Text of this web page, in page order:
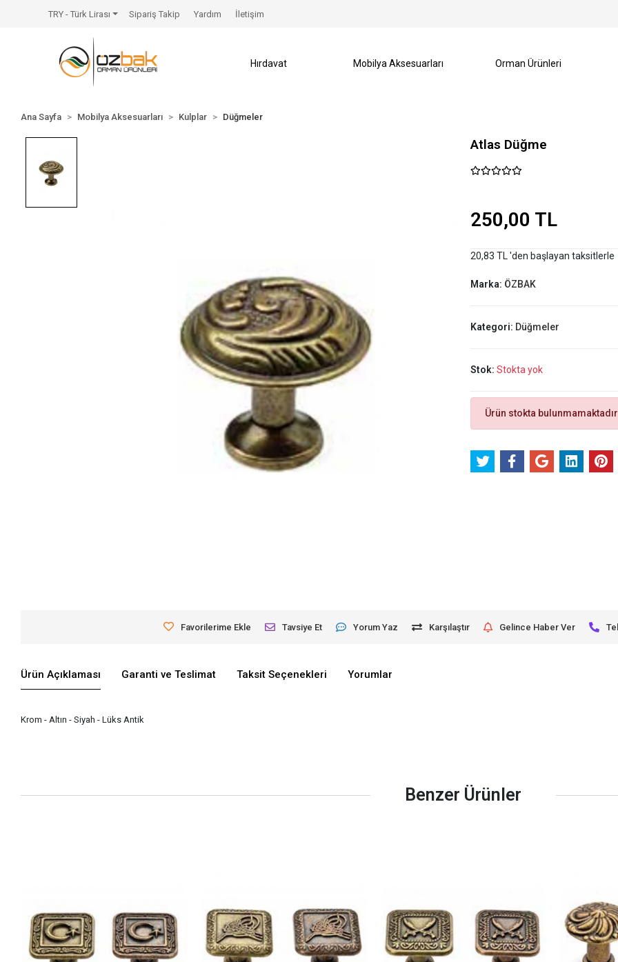
TRY - Türk Lirası Sipariş Takip Yardım İletişim
Hırdavat Mobilya Aksesuarları Orman Ürünleri
Ana Sayfa Mobilya Aksesuarları Kulplar Düğmeler
Atlas Düğme
250,00 TL
20,83 TL 'den başlayan taksitlerle
Marka: ÖZBAK
Kategori: Düğmeler
Stok: Stokta yok
Ürün stokta
Favorilerime Ekle Tavsiye Et Yorum Yaz Karşılaştır Gelince Haber Ver
Ürün Açıklaması Garanti ve Teslimat Taksit Seçenekleri Yorumlar
Krom - Altın - Siyah - Lüks Antik
Benzer Ürünler